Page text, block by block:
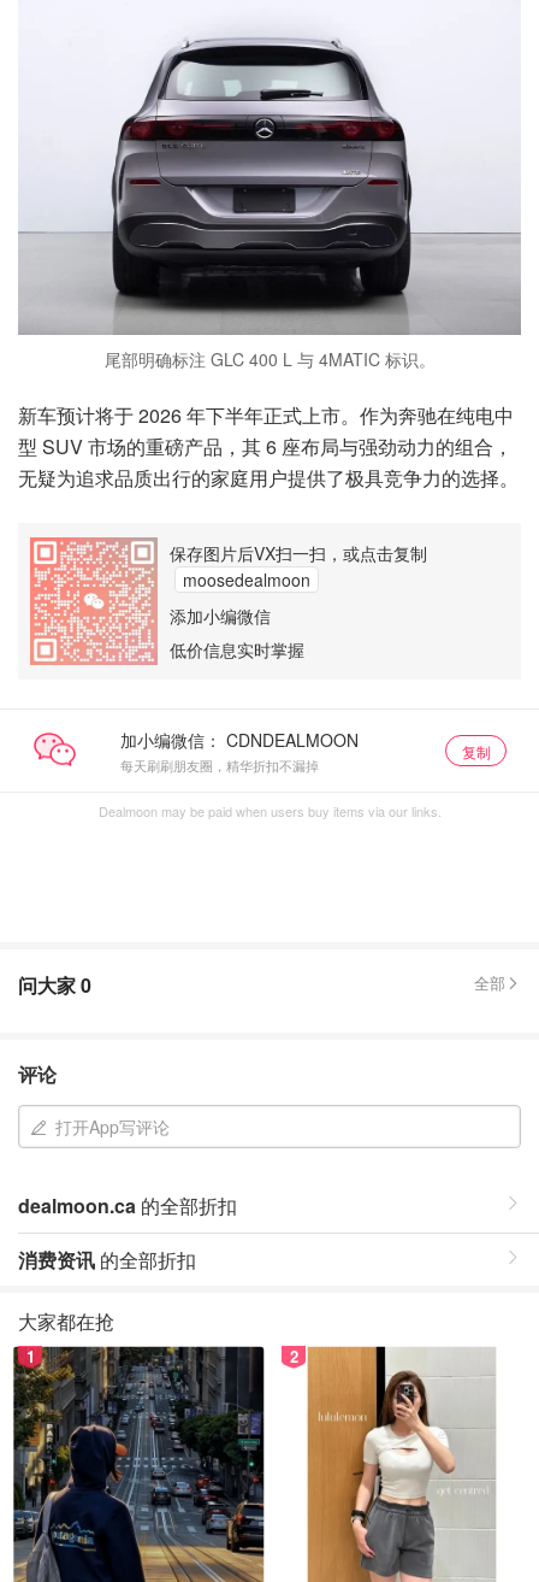
尾部明确标注 GLC 400 L 与 4MATIC 标识。
新车预计将于 2026 年下半年正式上市。作为奔驰在纯电中
型 SUV 市场的重磅产品，其 6 座布局与强劲动力的组合，
无疑为追求品质出行的家庭用户提供了极具竞争力的选择。
保存图片后VX扫一扫，或点击复制
moosedealmoon
添加小编微信
低价信息实时掌握
加小编微信：
每天刷刷朋友圈，精华折扣不漏掉
复制
Dealmoon may be paid when users buy items via our links.
问大家0 全部
评论
打开App写评论
dealmoon.ca 的全部折扣
消费资讯 的全部折扣
大家都在抢
1 2